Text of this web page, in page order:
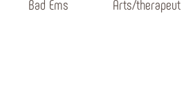
Bad Ems Arts/therapeut